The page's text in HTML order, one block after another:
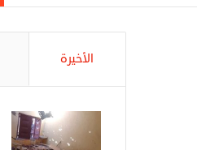
الأخيرة